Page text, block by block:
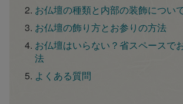
お仏壇の種類と内部の装飾につい
お仏壇の飾り方とお参りの方法
お仏壇はいらない？省スペースで
法
よくある質問